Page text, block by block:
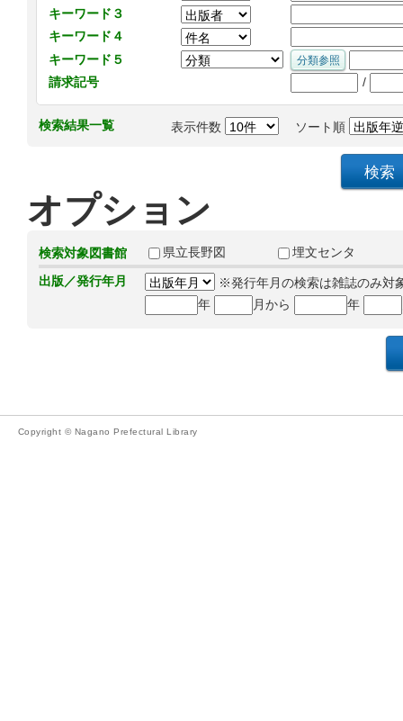
キーワード３
キーワード４
キーワード５
請求記号
/
検索結果一覧 表示件数 ソート順
オプション
検索対象図書館 県立長野図
埋文センタ
出版／発行年月
※発行年月の検索は雑誌のみ対
年
月から 年
Copyright © Nagano Prefectural Library